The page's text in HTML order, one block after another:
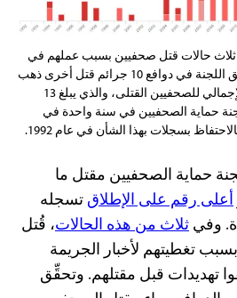
ثلاث حالات قتل صحفيين بسبب عملهم في
المكسيك في عام 2022، وتُحقِّق اللجنة في دوافع 10 جرائم قتل أخرى ذهب
ضحيتها صحفيون. وهذا العدد الإجمالي للصحفيين القتلى، والذي يبلغ 13
حماية الصحفيين في سنة واحدة في
بسجلات بهذا الشأن في عام 1992.
حماية الصحفيين مقتل ما
أعلى رقم على الإطلاقتسجله
وفيثلاث من هذه الحالات، قُتل
تغطيتهم لأخبار الجريمة
تهديدات قبل مقتلهم. وتحقِّق